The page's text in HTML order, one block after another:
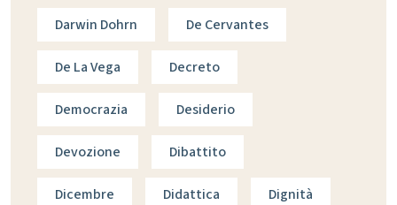
Darwin Dohrn De Cervantes
De La Vega Decreto
Democrazia Desiderio
Devozione Dibattito
Dicembre Didattica Dignità